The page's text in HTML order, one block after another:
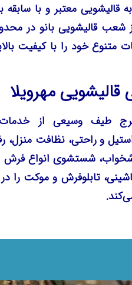
قالیشویی معتبر و با سابقه
شعب قالیشویی بانو در
خود را با کیفیت
مهرویلا
کرج طیف وسیعی از
و راحتی، نظافت منزل،
شستشوی انواع فرش
تابلوفرش و موکت را در